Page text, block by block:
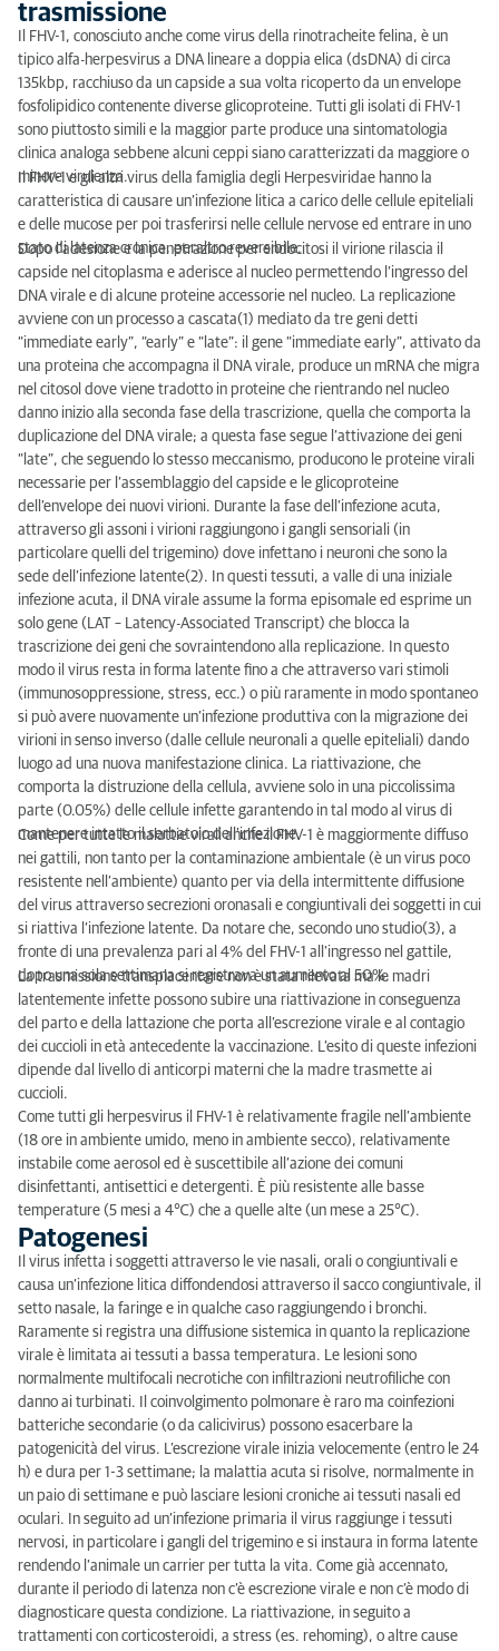
trasmissione
Il FHV-1, conosciuto anche come virus della rinotracheite felina, è un
tipico alfa-herpesvirus a DNA lineare a doppia elica (dsDNA) di circa
135kbp, racchiuso da un capside a sua volta ricoperto da un envelope
fosfolipidico contenente diverse glicoproteine. Tutti gli isolati di FHV-1
sono piuttosto simili e la maggior parte produce una sintomatologia
clinica analoga sebbene alcuni ceppi siano caratterizzati da maggiore o
minore virulenza.
Il FHV-1 e gli altri virus della famiglia degli Herpesviridae hanno la
caratteristica di causare un’infezione litica a carico delle cellule epiteliali
e delle mucose per poi trasferirsi nelle cellule nervose ed entrare in uno
stato di latenza cronica, peraltro reversibile.
Dopo l’adesione e la penetrazione per endocitosi il virione rilascia il
capside nel citoplasma e aderisce al nucleo permettendo l’ingresso del
DNA virale e di alcune proteine accessorie nel nucleo. La replicazione
avviene con un processo a cascata(1) mediato da tre geni detti
“immediate early”, “early” e “late”: il gene “immediate early”, attivato da
una proteina che accompagna il DNA virale, produce un mRNA che migra
nel citosol dove viene tradotto in proteine che rientrando nel nucleo
danno inizio alla seconda fase della trascrizione, quella che comporta la
duplicazione del DNA virale; a questa fase segue l’attivazione dei geni
“late”, che seguendo lo stesso meccanismo, producono le proteine virali
necessarie per l’assemblaggio del capside e le glicoproteine
dell’envelope dei nuovi virioni. Durante la fase dell’infezione acuta,
attraverso gli assoni i virioni raggiungono i gangli sensoriali (in
particolare quelli del trigemino) dove infettano i neuroni che sono la
sede dell’infezione latente(2). In questi tessuti, a valle di una iniziale
infezione acuta, il DNA virale assume la forma episomale ed esprime un
solo gene (LAT – Latency-Associated Transcript) che blocca la
trascrizione dei geni che sovraintendono alla replicazione. In questo
modo il virus resta in forma latente fino a che attraverso vari stimoli
(immunosoppressione, stress, ecc.) o più raramente in modo spontaneo
si può avere nuovamente un’infezione produttiva con la migrazione dei
virioni in senso inverso (dalle cellule neuronali a quelle epiteliali) dando
luogo ad una nuova manifestazione clinica. La riattivazione, che
comporta la distruzione della cellula, avviene solo in una piccolissima
parte (0.05%) delle cellule infette garantendo in tal modo al virus di
mantenere intatto il serbatoio dell’infezione.
Come per tutte le malattie virali anche il FHV-1 è maggiormente diffuso
nei gattili, non tanto per la contaminazione ambientale (è un virus poco
resistente nell’ambiente) quanto per via della intermittente diffusione
del virus attraverso secrezioni oronasali e congiuntivali dei soggetti in cui
si riattiva l’infezione latente. Da notare che, secondo uno studio(3), a
fronte di una prevalenza pari al 4% del FHV-1 all’ingresso nel gattile,
dopo una sola settimana si registrava un aumento al 50%.
La trasmissione transplacentare non è stata rilevata ma le madri
latentemente infette possono subire una riattivazione in conseguenza
del parto e della lattazione che porta all’escrezione virale e al contagio
dei cuccioli in età antecedente la vaccinazione. L’esito di queste infezioni
dipende dal livello di anticorpi materni che la madre trasmette ai
cuccioli.
Come tutti gli herpesvirus il FHV-1 è relativamente fragile nell’ambiente
(18 ore in ambiente umido, meno in ambiente secco), relativamente
instabile come aerosol ed è suscettibile all’azione dei comuni
disinfettanti, antisettici e detergenti. È più resistente alle basse
temperature (5 mesi a 4℃) che a quelle alte (un mese a 25℃).
Patogenesi
Il virus infetta i soggetti attraverso le vie nasali, orali o congiuntivali e
causa un’infezione litica diffondendosi attraverso il sacco congiuntivale, il
setto nasale, la faringe e in qualche caso raggiungendo i bronchi.
Raramente si registra una diffusione sistemica in quanto la replicazione
virale è limitata ai tessuti a bassa temperatura. Le lesioni sono
normalmente multifocali necrotiche con infiltrazioni neutrofiliche con
danno ai turbinati. Il coinvolgimento polmonare è raro ma coinfezioni
batteriche secondarie (o da calicivirus) possono esacerbare la
patogenicità del virus. L’escrezione virale inizia velocemente (entro le 24
h) e dura per 1-3 settimane; la malattia acuta si risolve, normalmente in
un paio di settimane e può lasciare lesioni croniche ai tessuti nasali ed
oculari. In seguito ad un’infezione primaria il virus raggiunge i tessuti
nervosi, in particolare i gangli del trigemino e si instaura in forma latente
rendendo l’animale un carrier per tutta la vita. Come già accennato,
durante il periodo di latenza non c’è escrezione virale e non c’è modo di
diagnosticare questa condizione. La riattivazione, in seguito a
trattamenti con corticosteroidi, a stress (es. rehoming), o altre cause